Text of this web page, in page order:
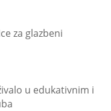
za glazbeni
u edukativnim i